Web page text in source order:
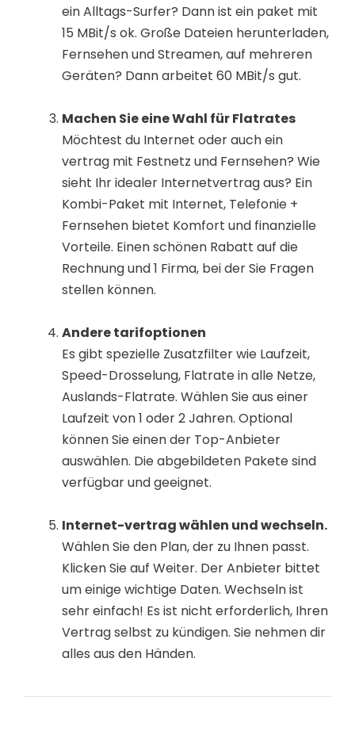
ein Alltags-Surfer? Dann ist ein paket mit
15 MBit/s ok. Große Dateien herunterladen,
Fernsehen und Streamen, auf mehreren
Geräten? Dann arbeitet 60 MBit/s gut.
Machen Sie eine Wahl für Flatrates
Möchtest du Internet oder auch ein
vertrag mit Festnetz und Fernsehen? Wie
sieht Ihr idealer Internetvertrag aus? Ein
Kombi-Paket mit Internet, Telefonie +
Fernsehen bietet Komfort und finanzielle
Vorteile. Einen schönen Rabatt auf die
Rechnung und 1 Firma, bei der Sie Fragen
stellen können.
Andere tarifoptionen
Es gibt spezielle Zusatzfilter wie Laufzeit,
Speed-Drosselung, Flatrate in alle Netze,
Auslands-Flatrate. Wählen Sie aus einer
Laufzeit von 1 oder 2 Jahren. Optional
können Sie einen der Top-Anbieter
auswählen. Die abgebildeten Pakete sind
verfügbar und geeignet.
Internet-vertrag wählen und wechseln.
Wählen Sie den Plan, der zu Ihnen passt.
Klicken Sie auf Weiter. Der Anbieter bittet
um einige wichtige Daten. Wechseln ist
sehr einfach! Es ist nicht erforderlich, Ihren
Vertrag selbst zu kündigen. Sie nehmen dir
alles aus den Händen.